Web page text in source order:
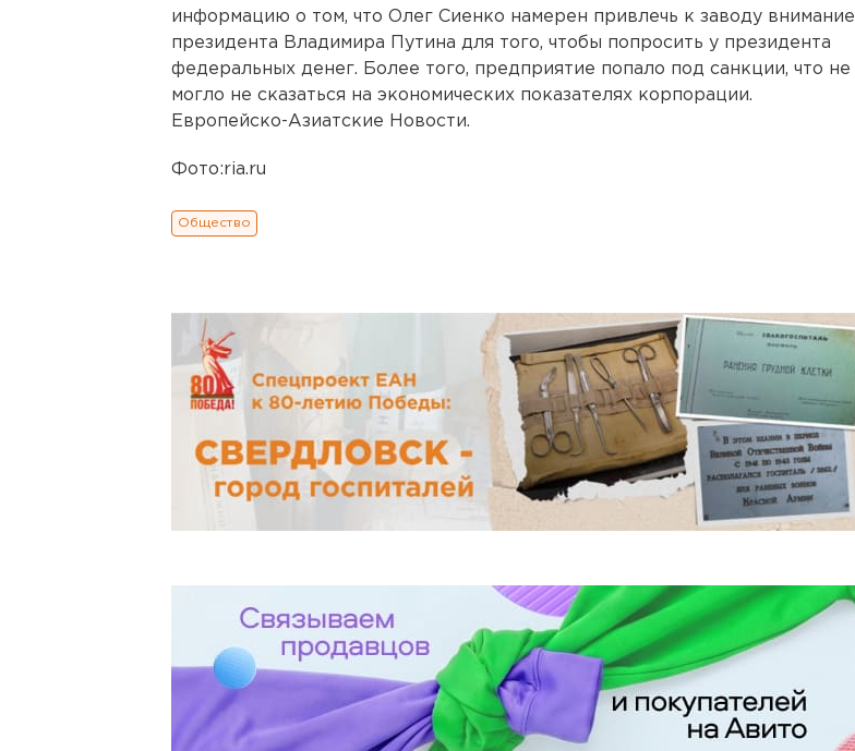
информацию о том, что Олег Сиенко намерен привлечь к заводу внимание
президента Владимира Путина для того, чтобы попросить у президента
федеральных денег. Более того, предприятие попало под санкции, что не
могло не сказаться на экономических показателях корпорации.
Европейско-Азиатские Новости.
Фото:ria.ru
Общество